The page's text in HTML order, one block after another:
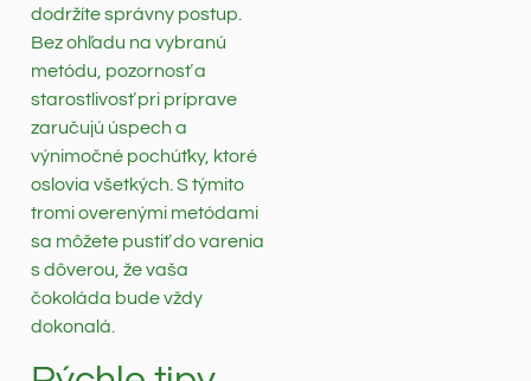
dodržíte správny postup.
Bez ohľadu na vybranú
metódu, pozornosť a
starostlivosť pri príprave
zaručujú úspech a
výnimočné pochúťky, ktoré
oslovia všetkých. S týmito
tromi overenými metódami
sa môžete pustiť do varenia
s dôverou, že vaša
čokoláda bude vždy
dokonalá.